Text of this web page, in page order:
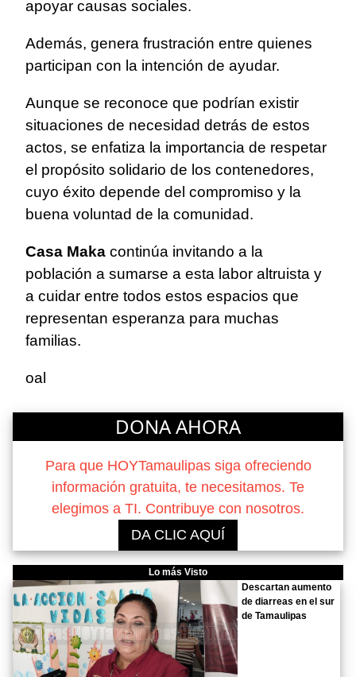
apoyar causas sociales.
Además, genera frustración entre quienes
participan con la intención de ayudar.
Aunque se reconoce que podrían existir
situaciones de necesidad detrás de estos
actos, se enfatiza la importancia de respetar
el propósito solidario de los contenedores,
cuyo éxito depende del compromiso y la
buena voluntad de la comunidad.
Casa Maka continúa invitando a la
población a sumarse a esta labor altruista y
a cuidar entre todos estos espacios que
representan esperanza para muchas
familias.
oal
DONA AHORA
Para que HOYTamaulipas siga ofreciendo
información gratuita, te necesitamos. Te
elegimos a TI. Contribuye con nosotros.
DA CLIC AQUÍ
Lo más Visto
Descartan aumento
de diarreas en el sur
de Tamaulipas